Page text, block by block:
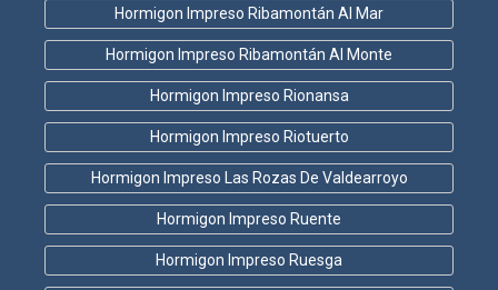
Hormigon Impreso Ribamontán Al Mar
Hormigon Impreso Ribamontán Al Monte
Hormigon Impreso Rionansa
Hormigon Impreso Riotuerto
Hormigon Impreso Las Rozas De Valdearroyo
Hormigon Impreso Ruente
Hormigon Impreso Ruesga